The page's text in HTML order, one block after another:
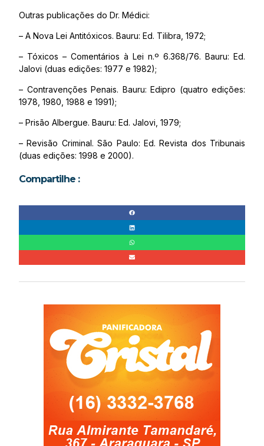
Outras publicações do Dr. Médici:
– A Nova Lei Antitóxicos. Bauru: Ed. Tilibra, 1972;
– Tóxicos – Comentários à Lei n.º 6.368/76. Bauru: Ed.
Jalovi (duas edições: 1977 e 1982);
– Contravenções Penais. Bauru: Edipro (quatro edições:
1978, 1980, 1988 e 1991);
– Prisão Albergue. Bauru: Ed. Jalovi, 1979;
– Revisão Criminal. São Paulo: Ed. Revista dos Tribunais
(duas edições: 1998 e 2000).
Compartilhe :